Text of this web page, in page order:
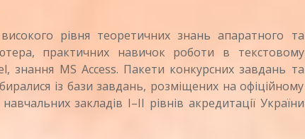
рівня теоретичних знань апаратного та
практичних навичок роботи в текстовому
знання MS Access. Пакети конкурсних завдань та
із бази завдань, розміщених на офіційному
закладів І–ІІ рівнів акредитації України